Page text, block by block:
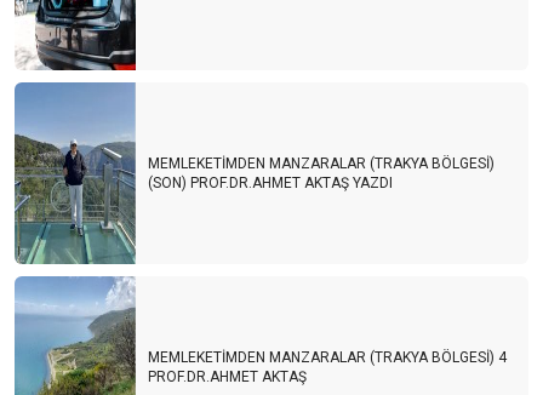
MEMLEKETİMDEN MANZARALAR (TRAKYA BÖLGESİ)
(SON) PROF.DR.AHMET AKTAŞ YAZDI
MEMLEKETİMDEN MANZARALAR (TRAKYA BÖLGESİ) 4
PROF.DR.AHMET AKTAŞ